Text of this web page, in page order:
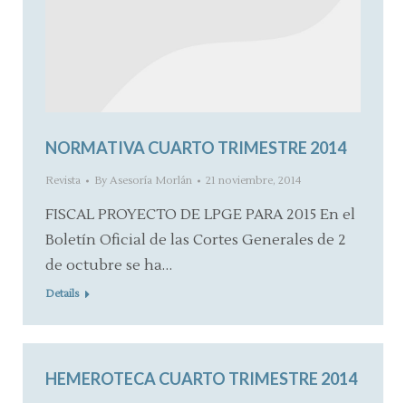
NORMATIVA CUARTO TRIMESTRE 2014
Revista By Asesoría Morlán 21 noviembre, 2014
FISCAL PROYECTO DE LPGE PARA 2015 En el
Boletín Oficial de las Cortes Generales de 2
de octubre se ha…
Details
HEMEROTECA CUARTO TRIMESTRE 2014